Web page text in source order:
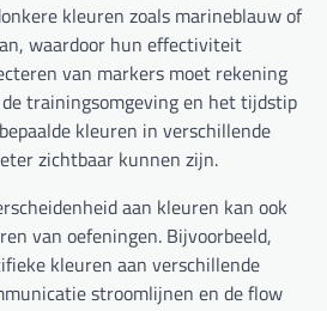
kleuren zoals marineblauw of
waardoor hun effectiviteit
van markers moet rekening
trainingsomgeving en het tijdstip
kleuren in verschillende
zichtbaar kunnen zijn.
aan kleuren kan ook
van oefeningen. Bijvoorbeeld,
kleuren aan verschillende
stroomlijnen en de flow